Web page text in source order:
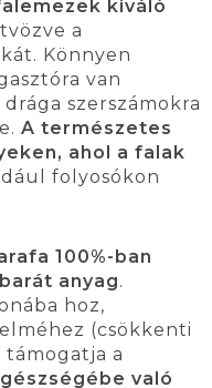
kiváló
a
Könnyen
van
szerszámokra
A természetes
ahol a falak
folyosókon
100%-ban
anyag.
hoz,
(csökkenti
támogatja a
való